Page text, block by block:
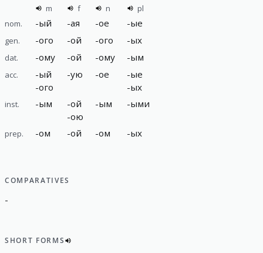
m f n
pl
nom.
-ый -ая -ое -ые
gen. -ого -ой -ого -ых
dat. -ому -ой -ому -ым
acc. -ый
-ого
-ую -ое -ые
-ых
inst. -ым -ой
-ою
-ым -ыми
prep. -ом -ой -ом -ых
COMPARATIVES
-
SHORT FORMS